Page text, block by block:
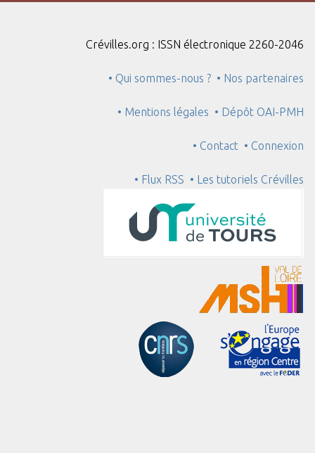
Crévilles.org : ISSN électronique 2260-2046
• Qui sommes-nous ? • Nos partenaires
• Mentions légales • Dépôt OAI-PMH
• Contact • Connexion
• Flux RSS • Les tutoriels Crévilles